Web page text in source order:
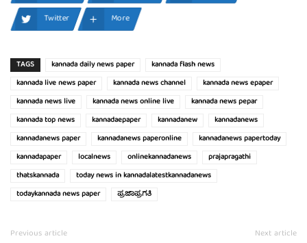
Twitter
More
TAGS kannada daily news paper
kannada flash news
kannada live news paper
kannada news channel
kannada news epaper
kannada news live
kannada news online live
kannada news pepar
kannada top news
kannadaepaper kannadanew
kannadanews
kannadanews paper
kannadanews paperonline
kannadanews papertoday
kannadapaper
localnews onlinekannadanews
prajapragathi
thatskannada
today news in kannadalatestkannadanews
todaykannada news paper
ಪ್ರಜಾಪ್ರಗತಿ
Previous article Next article